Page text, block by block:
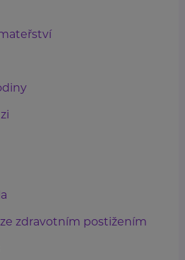
zdravotním postižením